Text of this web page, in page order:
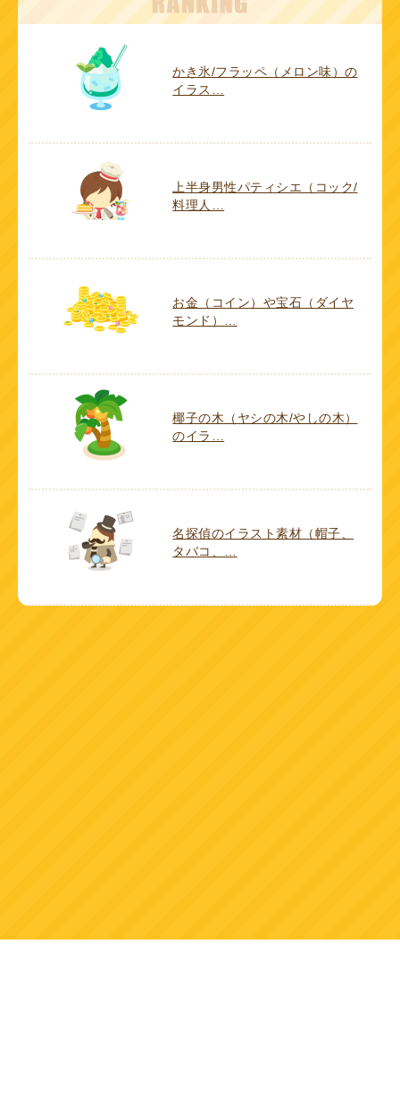
かき氷/フラッペ（メロン味）の
イラス…
上半身男性パティシエ（コック/
料理人…
お金（コイン）や宝石（ダイヤ
モンド）…
椰子の木（ヤシの木/やしの木）
のイラ…
名探偵のイラスト素材（帽子、
タバコ、…